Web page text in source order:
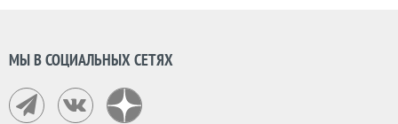
МЫ В СОЦИАЛЬНЫХ СЕТЯХ